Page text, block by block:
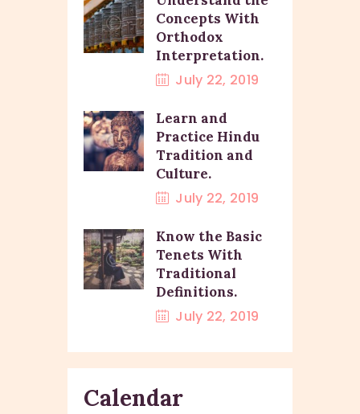
Concepts With
Orthodox
Interpretation.
July 22, 2019
Learn and
Practice Hindu
Tradition and
Culture.
July 22, 2019
Know the Basic
Tenets With
Traditional
Definitions.
July 22, 2019
Calendar